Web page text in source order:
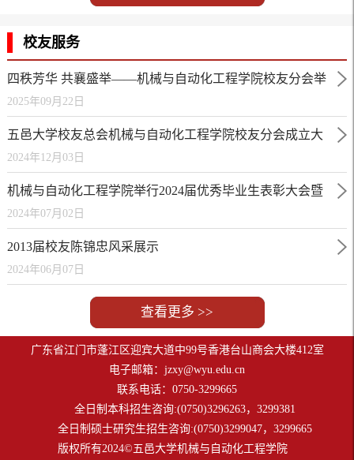
校友服务
四秩芳华 共襄盛举——机械与自动化工程学院校友分会举
行理事会第二次会议暨校友共庆建校40周年发展大会
2025年09月22日
五邑大学校友总会机械与自动化工程学院校友分会成立大
会暨第一届理事会顺利召开
2024年12月03日
机械与自动化工程学院举行2024届优秀毕业生表彰大会暨
校友联络员聘任仪式
2024年07月02日
2013届校友陈锦忠风采展示
2024年06月07日
查看更多 >>
广东省江门市蓬江区迎宾大道中99号香港台山商会大楼412室
电子邮箱： jzxy@wyu.edu.cn
联系电话：0750-3299665
全日制本科招生咨询:(0750)3296263，3299381
全日制硕士研究生招生咨询:(0750)3299047，3299665
版权所有2024©五邑大学机械与自动化工程学院